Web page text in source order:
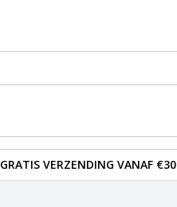
GRATIS VERZENDING VANAF €30